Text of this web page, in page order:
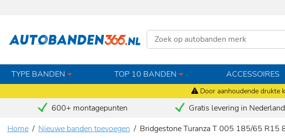
Door aanhoudende drukte
TYPE BANDEN TOP 10 BANDEN ACCESSOIRES
600+ montagepunten Gratis levering in
Home
Nieuwe banden toevoegen Bridgestone Turanza T 005 185/65 R15